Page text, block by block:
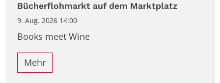
Bücherflohmarkt auf dem Marktplatz
9. Aug. 2026 14:00
Books meet Wine
Mehr